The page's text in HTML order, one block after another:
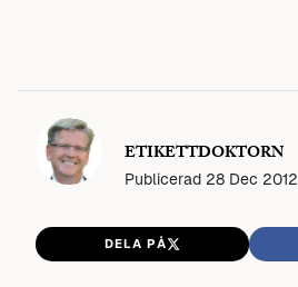
ETIKETTDOKTORN
Publicerad 28 Dec 2012
DELA PÅ